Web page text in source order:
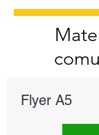
Flyer A5